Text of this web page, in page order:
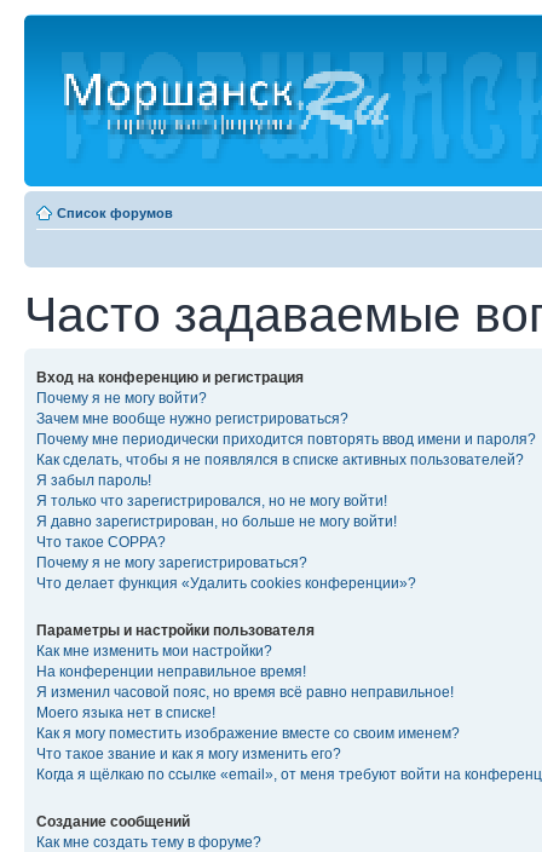
Список форумов
Часто задаваемые
Вход на конференцию и регистрация
Почему я не могу войти?
Зачем мне вообще нужно регистрироваться?
Почему мне периодически приходится повторять ввод имени и пароля?
Как сделать, чтобы я не появлялся в списке активных пользователей?
Я забыл пароль!
Я только что зарегистрировался, но не могу войти!
Я давно зарегистрирован, но больше не могу войти!
Что такое COPPA?
Почему я не могу зарегистрироваться?
Что делает функция «Удалить cookies конференции»?
Параметры и настройки пользователя
Как мне изменить мои настройки?
На конференции неправильное время!
Я изменил часовой пояс, но время всё равно неправильное!
Моего языка нет в списке!
Как я могу поместить изображение вместе со своим именем?
Что такое звание и как я могу изменить его?
Когда я щёлкаю по ссылке «email», от меня требуют войти на
Создание сообщений
Как мне создать тему в форуме?